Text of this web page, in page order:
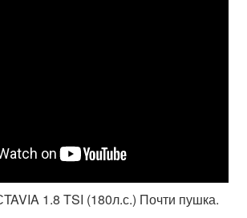
1.8 TSI (180л.с.) Почти пушка.